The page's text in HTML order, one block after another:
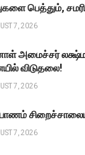
பெத்தும்,
7, 2026
அமைச்சர்
விடுதலை!
7, 2026
7, 2026